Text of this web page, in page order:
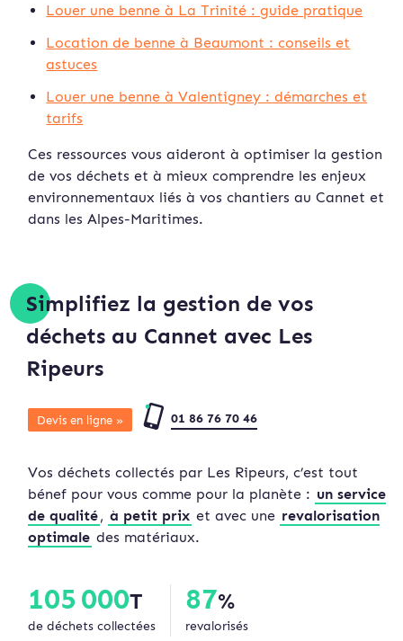
Louer une benne à La Trinité : guide pratique
Location de benne à Beaumont : conseils et
astuces
Louer une benne à Valentigney : démarches et
tarifs
Ces ressources vous aideront à optimiser la gestion
de vos déchets et à mieux comprendre les enjeux
environnementaux liés à vos chantiers au Cannet et
dans les Alpes-Maritimes.
Simplifiez la gestion de vos
déchets au Cannet avec Les
Ripeurs
Devis en ligne » 01 86 76 70 46
Vos déchets collectés par Les Ripeurs, c’est tout
bénef pour vous comme pour la planète : un service
de qualité, à petit prix et avec une revalorisation
optimale des matériaux.
105 000T
de déchets collectées
87%
revalorisés